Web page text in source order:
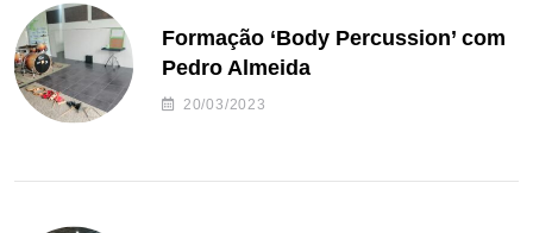
Formação ‘Body Percussion’ com
Pedro Almeida
20/03/2023